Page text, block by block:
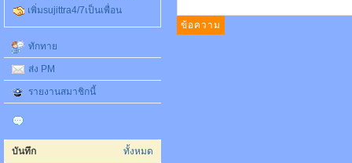
เพิ่มsujittra4/7เป็นเพื่อน
ทักทาย
ส่ง PM
รายงานสมาชิกนี้
ทั้งหมด
บันทึก